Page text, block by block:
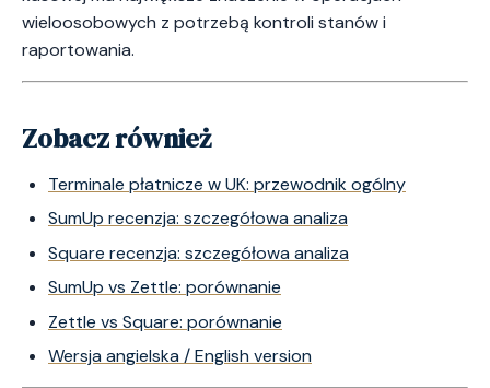
wieloosobowych z potrzebą kontroli stanów i
raportowania.
Zobacz również
Terminale płatnicze w UK: przewodnik ogólny
SumUp recenzja: szczegółowa analiza
Square recenzja: szczegółowa analiza
SumUp vs Zettle: porównanie
Zettle vs Square: porównanie
Wersja angielska / English version